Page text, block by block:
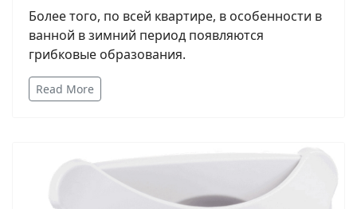
Более того, по всей квартире, в особенности в
ванной в зимний период появляются
грибковые образования.
Read More